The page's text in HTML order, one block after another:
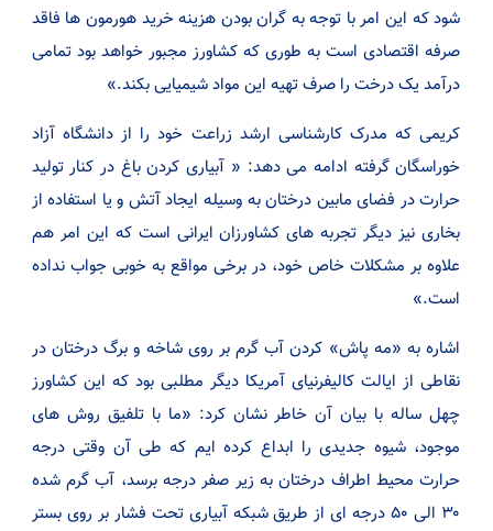
شود که این امر با توجه به گران بودن هزینه خرید هورمون ها فاقد
صرفه اقتصادی است به طوری که کشاورز مجبور خواهد بود تمامی
درآمد یک درخت را صرف تهیه این مواد شیمیایی بکند.»
کریمی که مدرک کارشناسی ارشد زراعت خود را از دانشگاه آزاد
خوراسگان گرفته ادامه می دهد: « آبیاری کردن باغ در کنار تولید
حرارت در فضای مابین درختان به وسیله ایجاد آتش و یا استفاده از
بخاری نیز دیگر تجربه های کشاورزان ایرانی است که این امر هم
علاوه بر مشکلات خاص خود، در برخی مواقع به خوبی جواب نداده
است.»
اشاره به «مه پاش» کردن آب گرم بر روی شاخه و برگ درختان در
نقاطی از ایالت کالیفرنیای آمریکا دیگر مطلبی بود که این کشاورز
چهل ساله با بیان آن خاطر نشان کرد: «ما با تلفیق روش های
موجود، شیوه جدیدی را ابداع کرده ایم که طی آن وقتی درجه
حرارت محیط اطراف درختان به زیر صفر درجه برسد، آب گرم شده
۳۰ الی ۵۰ درجه ای از طریق شبکه آبیاری تحت فشار بر روی بستر